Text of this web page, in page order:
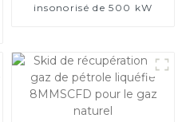
insonorisé de 500 kW